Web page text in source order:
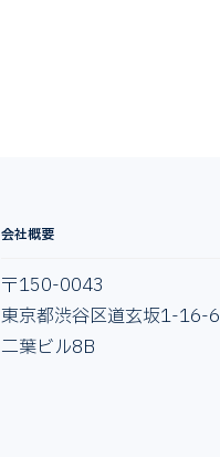
会社概要
〒150-0043
東京都渋谷区道玄坂1-16-6
二葉ビル8B